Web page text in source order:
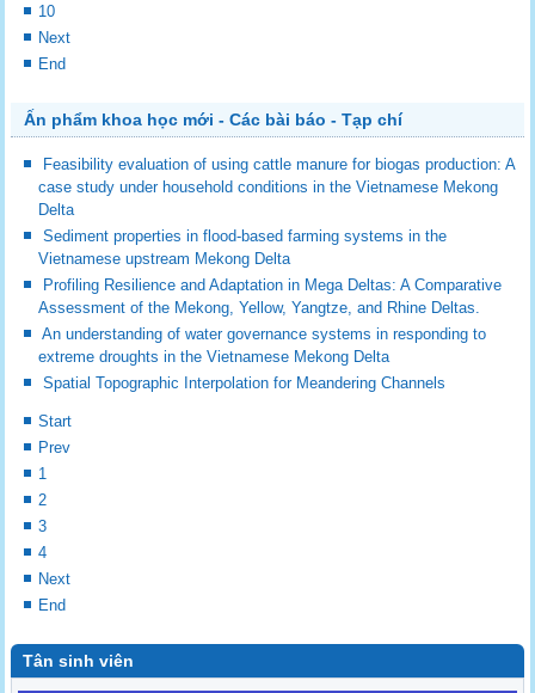
10
Next
End
Ấn phẩm khoa học mới - Các bài báo - Tạp chí
Feasibility evaluation of using cattle manure for biogas production: A
case study under household conditions in the Vietnamese Mekong
Delta
Sediment properties in flood-based farming systems in the
Vietnamese upstream Mekong Delta
Profiling Resilience and Adaptation in Mega Deltas: A Comparative
Assessment of the Mekong, Yellow, Yangtze, and Rhine Deltas.
An understanding of water governance systems in responding to
extreme droughts in the Vietnamese Mekong Delta
Spatial Topographic Interpolation for Meandering Channels
Start
Prev
1
2
3
4
Next
End
Tân sinh viên